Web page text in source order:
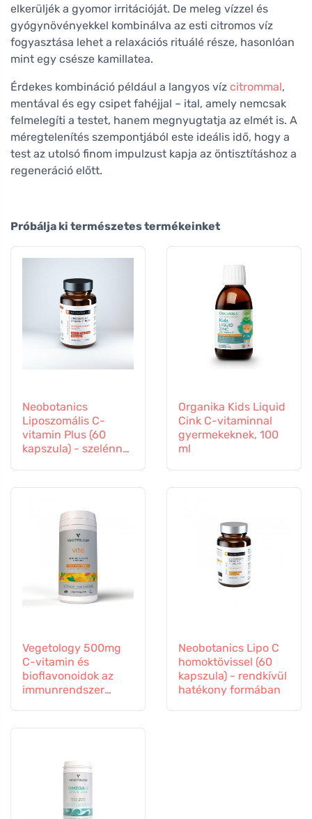
elkerüljék a gyomor irritációját. De meleg vízzel és
gyógynövényekkel kombinálva az esti citromos víz
fogyasztása lehet a relaxációs rituálé része, hasonlóan
mint egy csésze kamillatea.
Érdekes kombináció például a langyos víz citrommal,
mentával és egy csipet fahéjjal – ital, amely nemcsak
felmelegíti a testet, hanem megnyugtatja az elmét is. A
méregtelenítés szempontjából este ideális idő, hogy a
test az utolsó finom impulzust kapja az öntisztításhoz a
regeneráció előtt.
Próbálja ki természetes termékeinket
Neobotanics
Liposzomális C-
vitamin Plus (60
kapszula) - szelénnel
Organika Kids Liquid
Cink C-vitaminnal
gyermekeknek, 100
ml
Vegetology 500mg
C-vitamin és
bioflavonoidok az
immunrendszer
Neobotanics Lipo C
homoktövissel (60
kapszula) - rendkívül
hatékony formában